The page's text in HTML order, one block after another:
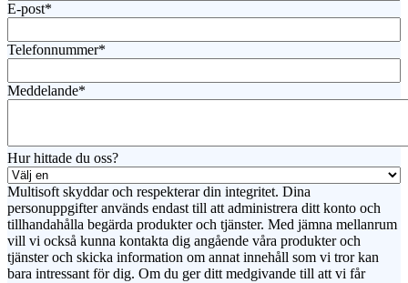
E-post*
Telefonnummer*
Meddelande*
Hur hittade du oss?
Multisoft skyddar och respekterar din integritet. Dina
personuppgifter används endast till att administrera ditt konto och
tillhandahålla begärda produkter och tjänster. Med jämna mellanrum
vill vi också kunna kontakta dig angående våra produkter och
tjänster och skicka information om annat innehåll som vi tror kan
bara intressant för dig. Om du ger ditt medgivande till att vi får